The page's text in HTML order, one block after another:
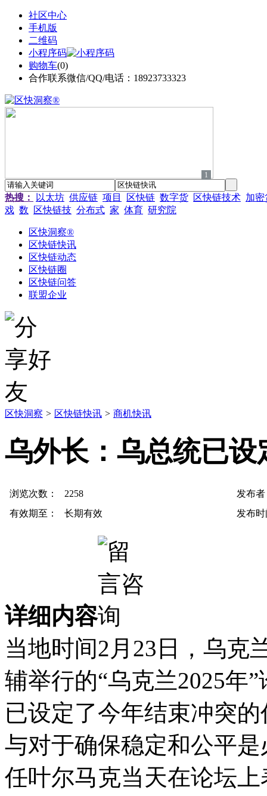
社区中心
手机版
二维码
小程序码
购物车(0)
合作联系微信/QQ/电话：18923733323
1
热搜： 以太坊 供应链 项目 区快链 数字货 区快链技术 加密
戏 数 区快链技 分布式 家 体育 研究院
区快洞察®
区快链快讯
区快链动态
区快链圈
区快链问答
联盟企业
区快洞察 > 区快链快讯 > 商机快讯
乌外长：乌总统已
浏览次数： 2258
发布
有效期至：
长期有效 发布
详细内容
当地时间2月23日，乌克
辅举行的“乌克兰2025年
已设定了今年结束冲突
与对于确保稳定和公平
任叶尔马克当天在论坛